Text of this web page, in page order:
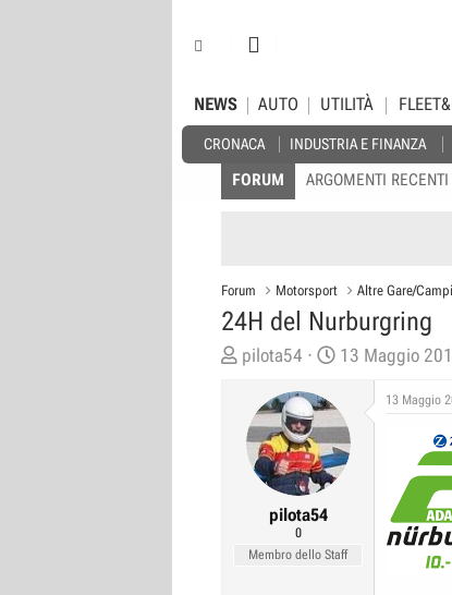
NEWS
CRONACA INDUSTRIA E FINANZA
AUTO UTILITÀ
FORUM ARGOMENTI RECENTI
Forum Motorsport Altre Gare/
24H del Nurburgring
C
a
D
pilota54
D
t
a
d
i
13 Maggio
pilota54
0
Membro dello Staff
13 Maggio